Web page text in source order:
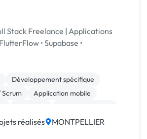
Stack Freelance | Applications
• Supabase •
Développement spécifique
Scrum
Application mobile
réalisés MONTPELLIER